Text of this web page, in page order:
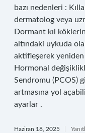
bazı nedenleri :
dermatolog veya
Dormant kıl
altındaki uykuda
aktifleşerek
Hormonal
Sendromu (PCOS)
artmasına yol
ayarlar .
Haziran 18, 2025